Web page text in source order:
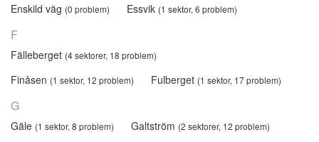
Enskild väg (0 problem) Essvik (1 sektor, 6 problem)
F
Fälleberget (4 sektorer, 18 problem)
Finåsen (1 sektor, 12 problem) Fulberget (1 sektor, 17 problem)
G
Gäle (1 sektor, 8 problem) Galtström (2 sektorer, 12 problem)